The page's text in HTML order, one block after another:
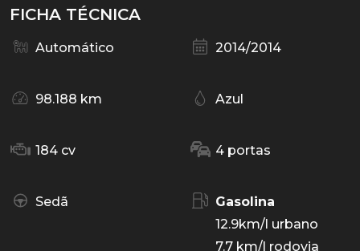
FICHA TÉCNICA
Automático 2014/2014
98.188 km Azul
184 cv 4 portas
Sedã
Gasolina
12.9km/l urbano
7.7 km/l rodovia